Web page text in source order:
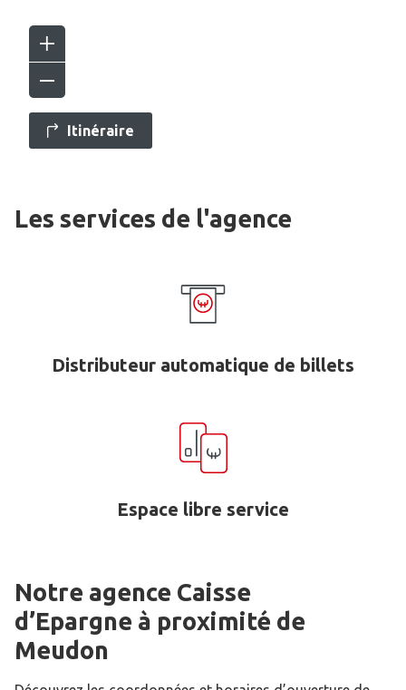
Itinéraire
Les services de l'agence
Distributeur automatique de billets
Espace libre service
Notre agence Caisse
d’Epargne à proximité de
Meudon